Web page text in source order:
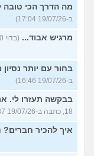
מה הדרך הכי טובה
ב-19/07/26 17:04)
מרגיש אבוד... (בדוי 30, בן 30, כתב ב-19/07/26 16:55)
בחור עם יותר
ב-19/07/26 16:46)
בבקשה תעזרו לי.
18, כתבה ב-19/07/26 16:37)
איך להכיר חברים?